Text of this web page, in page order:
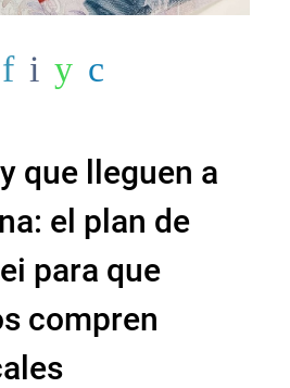
que lleguen a
el plan de
para que
compren